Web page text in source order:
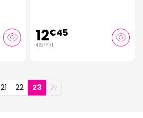
12€45
415€00/l.
21 22 23